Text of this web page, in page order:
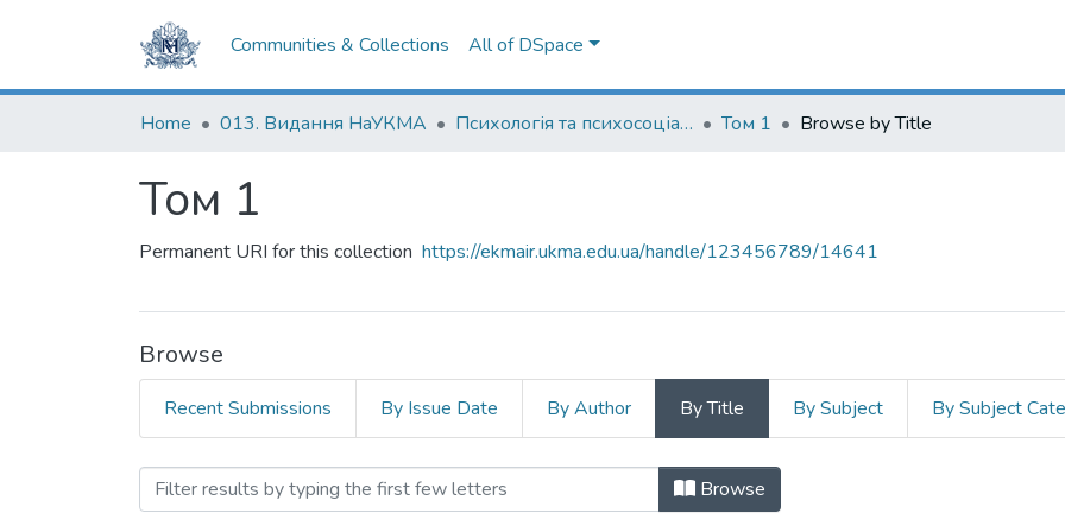
Communities & Collections All of DSpace
Home 013. Видання НаУКМА Психологія та психосоціальні інтервенції Том 1 Browse by Title
Том 1
Permanent URI for this collection https://ekmair.ukma.edu.ua/handle/123456789/14641
Browse
Recent Submissions By Issue Date By Author By Title By Subject By Subject
Browsing Том 1 by Title Browse